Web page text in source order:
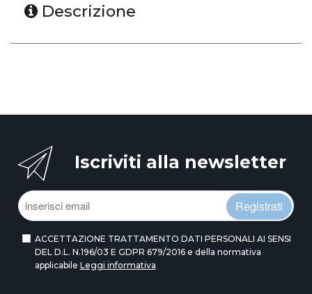
Descrizione
Iscriviti alla newsletter
Registrati
ACCETTAZIONE TRATTAMENTO DATI PERSONALI AI SENSI
DEL D.L. N.196/03 E GDPR 679/2016 e della normativa
applicabile Leggi informativa